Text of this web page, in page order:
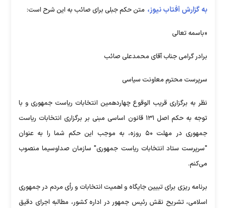
به گزارش آفتاب نیوز، متن حکم جبلی برای صائب به این شرح است:
«باسمه تعالی
برادر گرامی جناب آقای محمدعلی صائب
سرپرست محترم معاونت سیاسی
نظر به برگزاری قریب الوقوع چهاردهمین انتخابات ریاست جمهوری و با
توجه به حکم اصل ۱۳۱ قانون اساسی مبنی بر برگزاری انتخابات ریاست
جمهوری در مهلت ۵۰ روزه، به موجب این حکم شما را به عنوان
"سرپرست ستاد انتخابات ریاست جمهوری" سازمان صداوسیما منصوب
می‌کنم.
برنامه ریزی برای تبیین جایگاه و اهمیت انتخابات و رأی مردم در جمهوری
اسلامی، تشریح نقش رئیس جمهور در اداره کشور، مطالبه اجرای دقیق